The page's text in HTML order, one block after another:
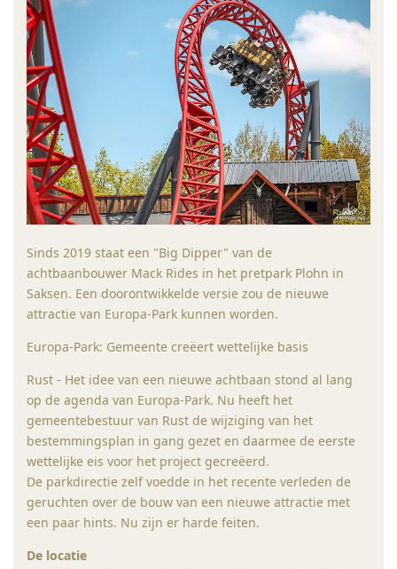
Sinds 2019 staat een "Big Dipper" van de
achtbaanbouwer Mack Rides in het pretpark Plohn in
Saksen. Een doorontwikkelde versie zou de nieuwe
attractie van Europa-Park kunnen worden.
Europa-Park: Gemeente creëert wettelijke basis
Rust - Het idee van een nieuwe achtbaan stond al lang
op de agenda van Europa-Park. Nu heeft het
gemeentebestuur van Rust de wijziging van het
bestemmingsplan in gang gezet en daarmee de eerste
wettelijke eis voor het project gecreëerd.
De parkdirectie zelf voedde in het recente verleden de
geruchten over de bouw van een nieuwe attractie met
een paar hints. Nu zijn er harde feiten.
De locatie